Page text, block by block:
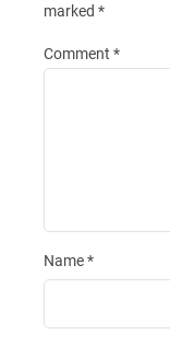
marked *
Comment *
Name*